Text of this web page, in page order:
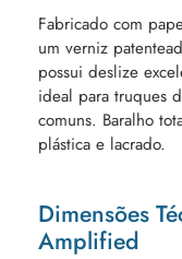
Fabricado com
um verniz
possui deslize
ideal para truques
comuns. Baralho
plástica e lacrado.
Dimensões
Amplified